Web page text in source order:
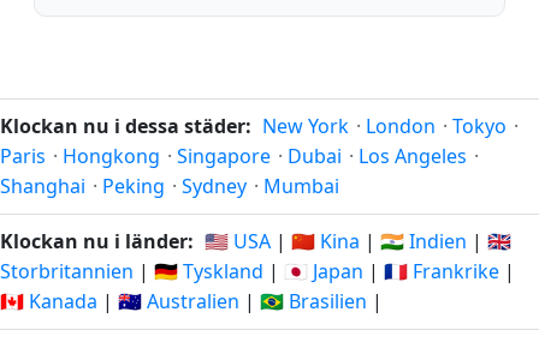
Klockan nu i dessa städer: New York · London · Tokyo ·
Paris · Hongkong · Singapore · Dubai · Los Angeles ·
Shanghai · Peking · Sydney · Mumbai
Klockan nu i länder: 🇺🇸 USA | 🇨🇳 Kina | 🇮🇳 Indien | 🇬🇧
Storbritannien | 🇩🇪 Tyskland | 🇯🇵 Japan | 🇫🇷 Frankrike |
🇨🇦 Kanada | 🇦🇺 Australien | 🇧🇷 Brasilien |